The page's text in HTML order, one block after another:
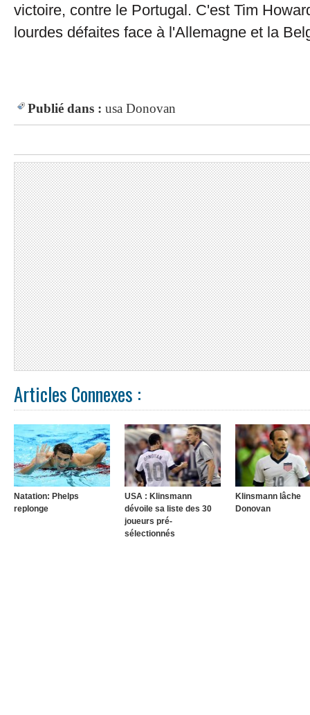
victoire, contre le Portugal. C'est Tim
lourdes défaites face à l'Allemagne et la
Publié dans : usa Donovan
Articles Connexes :
Natation: Phelps
replonge
USA : Klinsmann
dévoile sa liste des 30
joueurs pré-
sélectionnés
Klinsmann lâche
Donovan